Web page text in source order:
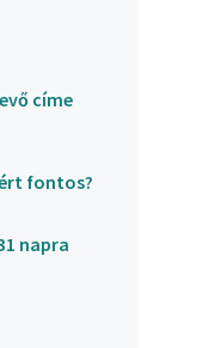
címe
fontos?
napra